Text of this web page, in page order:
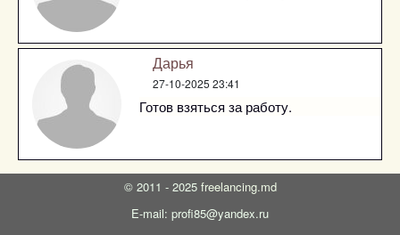
Дарья
27-10-2025 23:41
Готов взяться за работу.
© 2011 - 2025 freelancing.md
E-mail: profi85@yandex.ru